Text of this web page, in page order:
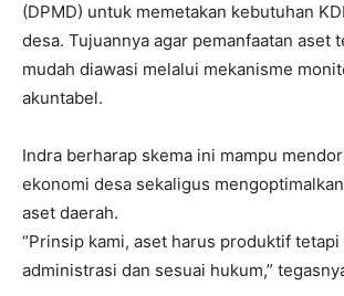
(DPMD) untuk memetakan kebutuhan
desa. Tujuannya agar pemanfaatan aset
mudah diawasi melalui mekanisme
akuntabel.
Indra berharap skema ini mampu
ekonomi desa sekaligus
aset daerah.
“Prinsip kami, aset harus produktif
administrasi dan sesuai hukum,”